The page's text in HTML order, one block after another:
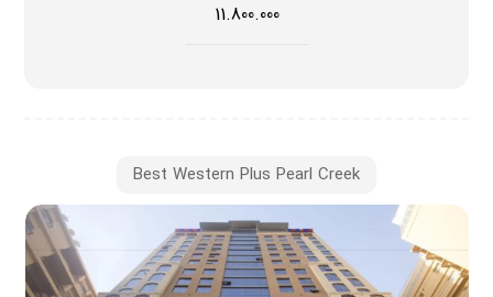
11.800.000
Best Western Plus Pearl Creek